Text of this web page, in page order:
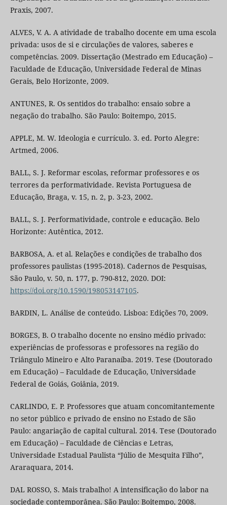
Praxis, 2007.
ALVES, V. A. A atividade de trabalho docente em uma escola
privada: usos de si e circulações de valores, saberes e
competências. 2009. Dissertação (Mestrado em Educação) –
Faculdade de Educação, Universidade Federal de Minas
Gerais, Belo Horizonte, 2009.
ANTUNES, R. Os sentidos do trabalho: ensaio sobre a
negação do trabalho. São Paulo: Boitempo, 2015.
APPLE, M. W. Ideologia e currículo. 3. ed. Porto Alegre:
Artmed, 2006.
BALL, S. J. Reformar escolas, reformar professores e os
terrores da performatividade. Revista Portuguesa de
Educação, Braga, v. 15, n. 2, p. 3-23, 2002.
BALL, S. J. Performatividade, controle e educação. Belo
Horizonte: Autêntica, 2012.
BARBOSA, A. et al. Relações e condições de trabalho dos
professores paulistas (1995-2018). Cadernos de Pesquisas,
São Paulo, v. 50, n. 177, p. 790-812, 2020. DOI:
https://doi.org/10.1590/198053147105.
BARDIN, L. Análise de conteúdo. Lisboa: Edições 70, 2009.
BORGES, B. O trabalho docente no ensino médio privado:
experiências de professoras e professores na região do
Triângulo Mineiro e Alto Paranaíba. 2019. Tese (Doutorado
em Educação) – Faculdade de Educação, Universidade
Federal de Goiás, Goiânia, 2019.
CARLINDO, E. P. Professores que atuam concomitantemente
no setor público e privado de ensino no Estado de São
Paulo: angariação de capital cultural. 2014. Tese (Doutorado
em Educação) – Faculdade de Ciências e Letras,
Universidade Estadual Paulista “Júlio de Mesquita Filho”,
Araraquara, 2014.
DAL ROSSO, S. Mais trabalho! A intensificação do labor na
sociedade contemporânea. São Paulo: Boitempo, 2008.